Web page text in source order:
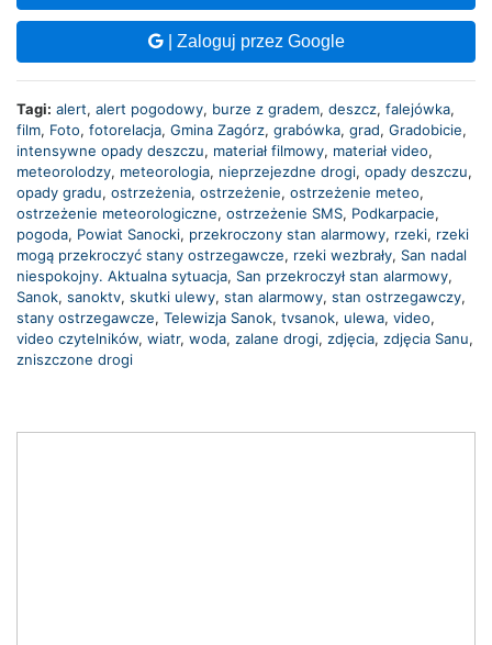
| Zaloguj przez Google
Tagi: alert, alert pogodowy, burze z gradem, deszcz, falejówka,
film, Foto, fotorelacja, Gmina Zagórz, grabówka, grad, Gradobicie,
intensywne opady deszczu, materiał filmowy, materiał video,
meteorolodzy, meteorologia, nieprzejezdne drogi, opady deszczu,
opady gradu, ostrzeżenia, ostrzeżenie, ostrzeżenie meteo,
ostrzeżenie meteorologiczne, ostrzeżenie SMS, Podkarpacie,
pogoda, Powiat Sanocki, przekroczony stan alarmowy, rzeki, rzeki
mogą przekroczyć stany ostrzegawcze, rzeki wezbrały, San nadal
niespokojny. Aktualna sytuacja, San przekroczył stan alarmowy,
Sanok, sanoktv, skutki ulewy, stan alarmowy, stan ostrzegawczy,
stany ostrzegawcze, Telewizja Sanok, tvsanok, ulewa, video,
video czytelników, wiatr, woda, zalane drogi, zdjęcia, zdjęcia Sanu,
zniszczone drogi